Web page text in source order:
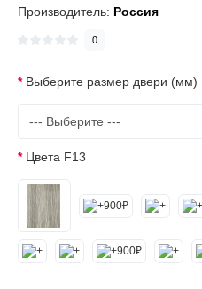
Производитель: Россия
0
Выберите размер двери (мм)
Цвета F13